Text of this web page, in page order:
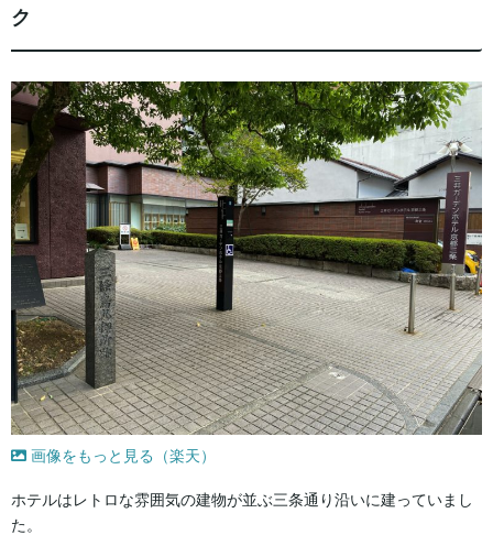
ク
画像をもっと見る（楽天）
ホテルはレトロな雰囲気の建物が並ぶ三条通り沿いに建っていまし
た。